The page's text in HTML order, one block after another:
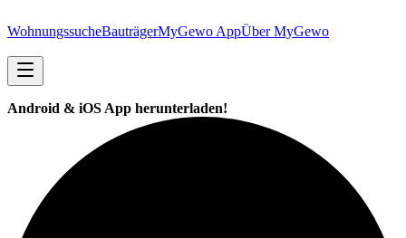
WohnungssucheBauträgerMyGewo AppÜber MyGewo
Android & iOS App herunterladen!